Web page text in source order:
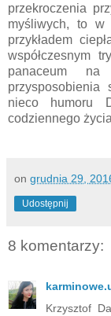
przekroczenia
myśliwych, to w
przykładem
współczesnym
panaceum
nieco humoru
codziennego
on grudnia 29,
Udostępnij
8 komentarzy:
Krzysztof